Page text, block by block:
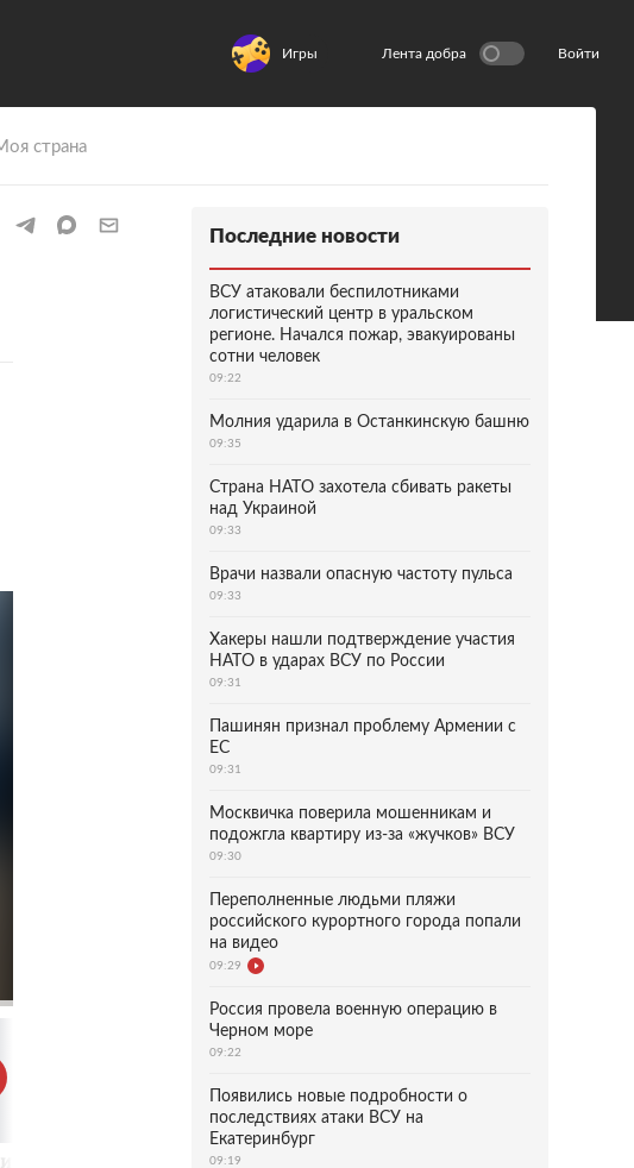
Игры Лента добра Войти
страна
Последние новости
ВСУ атаковали беспилотниками
логистический центр в уральском
регионе. Начался пожар, эвакуированы
сотни человек
09:22
Молния ударила в Останкинскую башню
09:35
Страна НАТО захотела сбивать ракеты
над Украиной
09:33
Врачи назвали опасную частоту пульса
09:33
Хакеры нашли подтверждение участия
НАТО в ударах ВСУ по России
09:31
Пашинян признал проблему Армении с
ЕС
09:31
Москвичка поверила мошенникам и
подожгла квартиру из-за «жучков» ВСУ
09:30
Переполненные людьми пляжи
российского курортного города попали
на видео
09:29
Россия провела военную операцию в
Черном море
09:22
Появились новые подробности о
последствиях атаки ВСУ на
Екатеринбург
09:19